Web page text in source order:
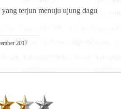
terjun menuju ujung dagu
2017